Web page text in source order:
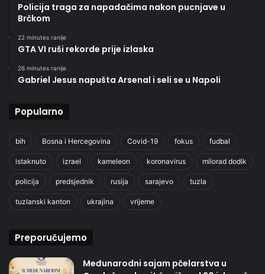
Policija traga za napadačima nakon pucnjave u
Brčkom
22 minutes ranije
GTA VI ruši rekorde prije izlaska
26 minutes ranije
Gabriel Jesus napušta Arsenal i seli se u Napoli
Popularno
bih Bosna i Hercegovina Covid-19 fokus fudbal
istaknuto izrael kameleon koronavirus milorad dodik
policija predsjednik rusija sarajevo tuzla
tuzlanski kanton ukrajina vrijeme
Preporučujemo
Međunarodni sajam pčelarstva u